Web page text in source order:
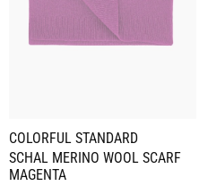
COLORFUL STANDARD
SCHAL MERINO WOOL SCARF
MAGENTA